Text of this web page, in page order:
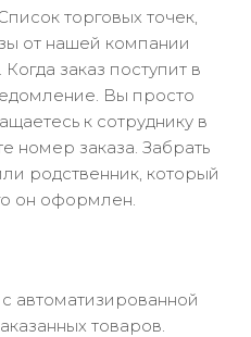
торговых точек,
от нашей компании
заказ поступит в
Вы просто
к сотруднику в
номер заказа. Забрать
родственник, который
он оформлен.
автоматизированной
товаров.